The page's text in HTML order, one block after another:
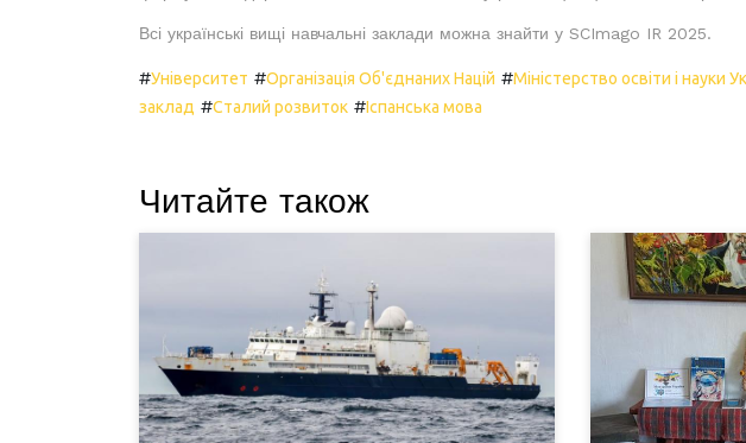
Всі українські вищі навчальні заклади можна знайти у SCImago IR 2025.
#Університет #Організація Об'єднаних Націй #Міністерство освіти і науки
заклад #Сталий розвиток #Іспанська мова
Читайте також